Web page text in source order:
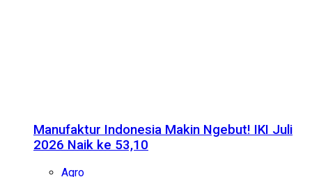
Manufaktur Indonesia Makin Ngebut! IKI Juli
2026 Naik ke 53,10
Agro